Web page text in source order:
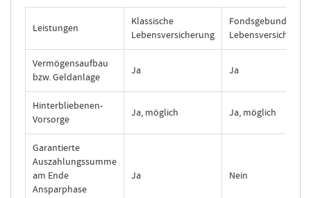
Leistungen
Klassische
Lebensversicherung
Fondsgebundene
Vermögensaufbau
bzw. Geldanlage
Ja Ja
Hinterbliebenen-
Vorsorge
Ja, möglich Ja, möglich
Garantierte
Auszahlungssumme
am Ende
Ansparphase
Ja Nein